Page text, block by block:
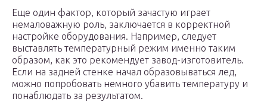
Еще один фактор, который зачастую играет
немаловажную роль, заключается в корректной
настройке оборудования. Например, следует
выставлять температурный режим именно таким
образом, как это рекомендует завод-изготовитель.
Если на задней стенке начал образовываться лед,
можно попробовать немного убавить температуру и
понаблюдать за результатом.